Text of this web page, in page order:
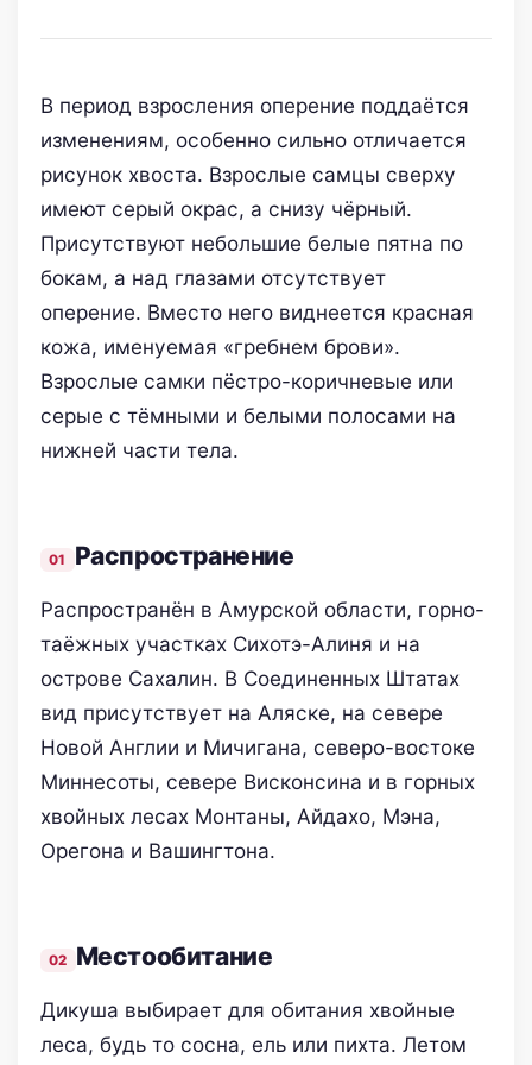
В период взросления оперение поддаётся
изменениям, особенно сильно отличается
рисунок хвоста. Взрослые самцы сверху
имеют серый окрас, а снизу чёрный.
Присутствуют небольшие белые пятна по
бокам, а над глазами отсутствует
оперение. Вместо него виднеется красная
кожа, именуемая «гребнем брови».
Взрослые самки пёстро-коричневые или
серые с тёмными и белыми полосами на
нижней части тела.
Распространение
Распространён в Амурской области, горно-
таёжных участках Сихотэ-Алиня и на
острове Сахалин. В Соединенных Штатах
вид присутствует на Аляске, на севере
Новой Англии и Мичигана, северо-востоке
Миннесоты, севере Висконсина и в горных
хвойных лесах Монтаны, Айдахо, Мэна,
Орегона и Вашингтона.
Местообитание
Дикуша выбирает для обитания хвойные
леса, будь то сосна, ель или пихта. Летом